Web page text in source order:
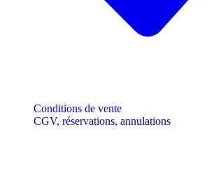
Conditions de vente
CGV, réservations, annulations